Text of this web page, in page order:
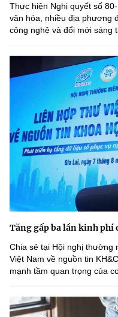
Thực hiện Nghị quyết số
văn hóa, nhiều địa phương
công nghệ và đổi mới sáng
Tăng gấp ba lần kinh phí
Chia sẻ tại Hội nghị thường
Việt Nam về nguồn tin
mạnh tầm quan trọng của